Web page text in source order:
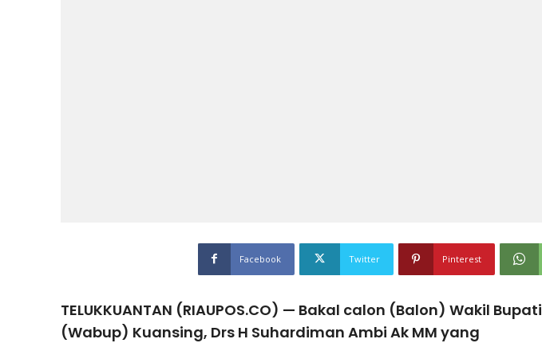
Facebook Twitter Pinterest
TELUKKUANTAN (RIAUPOS.CO) — Bakal calon (Balon) Wakil Bupati
(Wabup) Kuansing, Drs H Suhardiman Ambi Ak MM yang